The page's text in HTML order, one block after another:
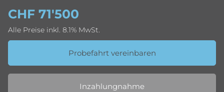
CHF 71'500
Alle Preise inkl. 8.1% MwSt.
Probefahrt vereinbaren
Inzahlungnahme